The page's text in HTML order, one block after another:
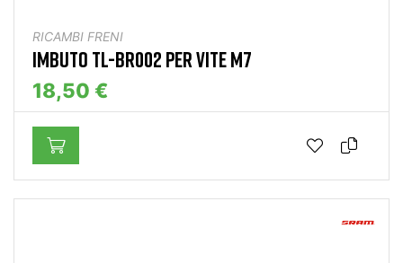
RICAMBI FRENI
IMBUTO TL-BR002 PER VITE M7
18,50 €